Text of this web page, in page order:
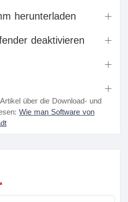
herunterladen
deaktivieren
über die Download- und
Wie man Software von